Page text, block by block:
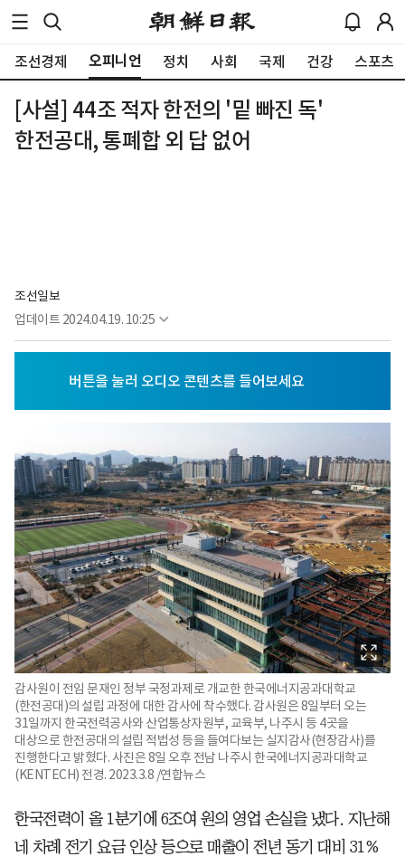
조선경제 오피니언 정치 사회 국제 건강 스포츠
[사설] 44조 적자 한전의 '밑 빠진 독'
한전공대, 통폐합 외 답 없어
조선일보
업데이트 2024.04.19. 10:25
감사원이 전임 문재인 정부 국정과제로 개교한 한국에너지공과대학교
(한전공대)의 설립 과정에 대한 감사에 착수했다. 감사원은 8일부터 오는
31일까지 한국전력공사와 산업통상자원부, 교육부, 나주시 등 4곳을
대상으로 한전공대의 설립 적법성 등을 들여다보는 실지감사(현장감사)를
진행한다고 밝혔다. 사진은 8일 오후 전남 나주시 한국에너지공과대학교
(KENTECH) 전경. 2023.3.8 /연합뉴스
한국전력이 올 1분기에 6조여 원의 영업 손실을 냈다. 지난해
네 차례 전기 요금 인상 등으로 매출이 전년 동기 대비 31%